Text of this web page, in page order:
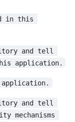
in this
and tell
application.
and tell
mechanisms